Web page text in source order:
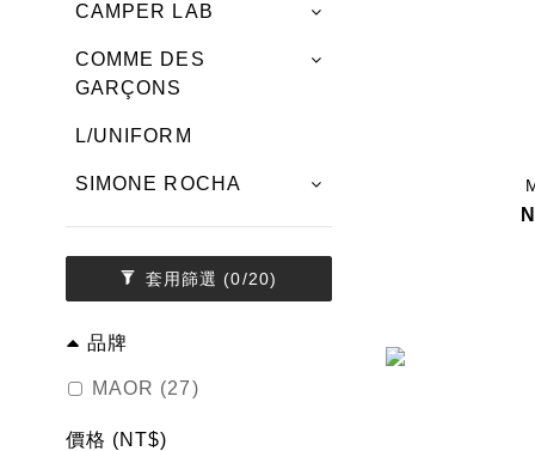
CAMPER LAB
COMME DES
GARÇONS
L/UNIFORM
SIMONE ROCHA
套用篩選 (0/20)
品牌
MAOR (27)
價格 (NT$)